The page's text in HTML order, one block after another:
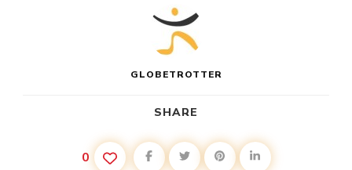
GLOBETROTTER
SHARE
0